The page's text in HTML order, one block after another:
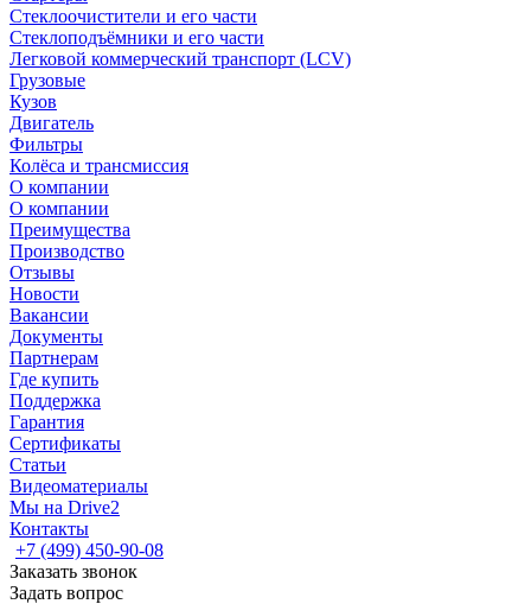
Стеклоочистители и его части
Стеклоподъёмники и его части
Легковой коммерческий транспорт (LCV)
Грузовые
Кузов
Двигатель
Фильтры
Колёса и трансмиссия
О компании
О компании
Преимущества
Производство
Отзывы
Новости
Вакансии
Документы
Партнерам
Где купить
Поддержка
Гарантия
Сертификаты
Статьи
Видеоматериалы
Мы на Drive2
Контакты
+7 (499) 450-90-08
Заказать звонок
Задать вопрос